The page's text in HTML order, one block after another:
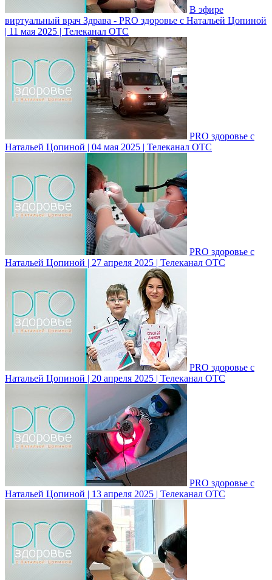
В эфире
виртуальный врач Здрава - PRO здоровье с Натальей Цопиной
| 11 мая 2025 | Телеканал ОТС
PRO здоровье с
Натальей Цопиной | 04 мая 2025 | Телеканал ОТС
PRO здоровье с
Натальей Цопиной | 27 апреля 2025 | Телеканал ОТС
PRO здоровье с
Натальей Цопиной | 20 апреля 2025 | Телеканал ОТС
PRO здоровье с
Натальей Цопиной | 13 апреля 2025 | Телеканал ОТС